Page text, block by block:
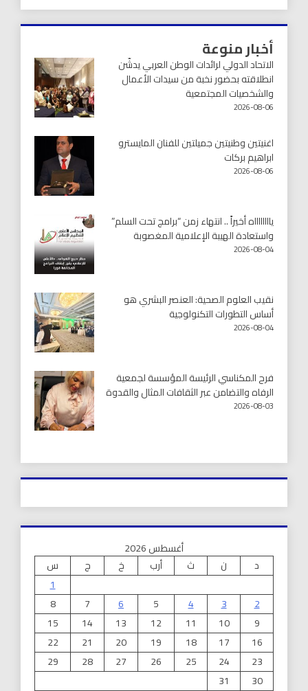
أخبار منوعة
الاتحاد الدولي لرائدات الوطن العربي يدشّن
انطلاقته بحضور نخبة من سيدات الأعمال
والشخصيات المجتمعية
2026-08-06
اغنيتين وطنيتين جميلتين للفنان المايسترو
ابراهيم بركات
2026-08-06
يااااااااه أخيراً .. انتهاء زمن “برامج تحت السلم”
واستعادة الهيبة الإعلامية المغصوبة
2026-08-04
نقيب العلوم الصحية: العنصر البشري هو
أساس التطورات التكنولوجية
2026-08-04
فرح المكناسي الرئيسة المؤسسة لجمعية
الرفاه والتضامن عبر الثقافات المثال والقدوة
2026-08-03
أغسطس 2026
د
ن ث أرب خ ج
س
1
2
3
4
5
6
7
8
9
10
11
12
13
14
15
16
17
18
19
20
21
22
23
24
25
26
27
28
29
30
31